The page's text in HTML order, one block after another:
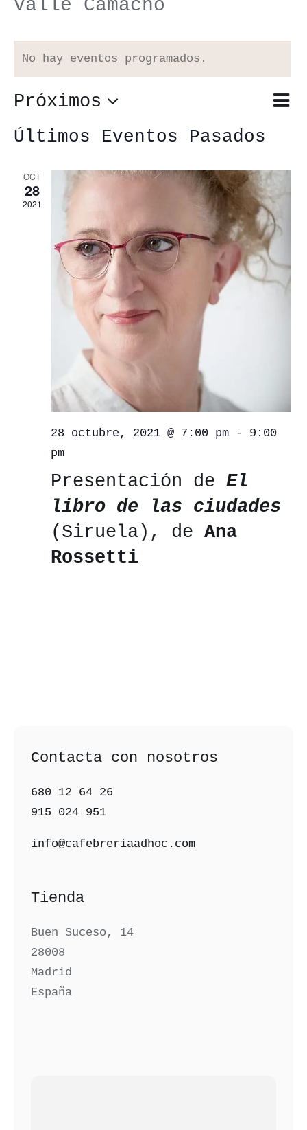
Valle Camacho
No hay eventos programados.
de
Lista
Próximos
Selecciona
fecha.
Últimos Eventos Pasados
OCT
28
2021
28 octubre, 2021 @ 7:00 pm- 9:00
pm
Presentación de El
libro de las ciudades
(Siruela), de Ana
Rossetti
Contacta con nosotros
680 12 64 26‬
915 024 951‬
info@cafebreriaadhoc.com
Tienda
Buen Suceso, 14
28008
Madrid
España